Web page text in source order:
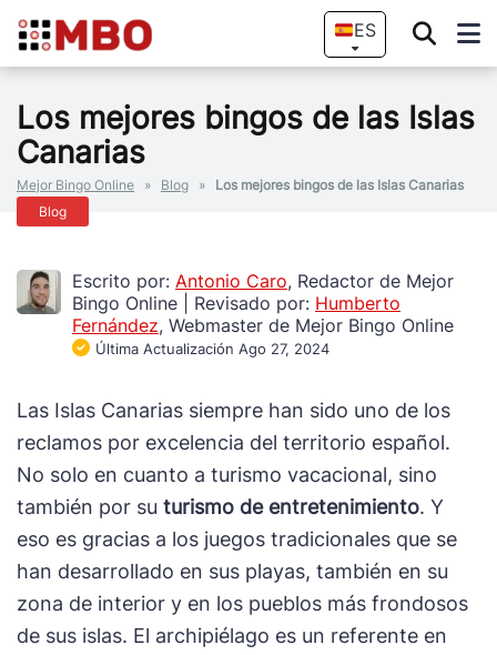
ES
Los mejores bingos de las Islas
Canarias
Mejor Bingo Online » Blog »
Los mejores bingos de las Islas Canarias
Blog
Escrito por: Antonio Caro, Redactor de Mejor
Bingo Online
Revisado por: Humberto
Fernández, Webmaster de Mejor Bingo Online
Última Actualización Ago 27, 2024
Las Islas Canarias siempre han sido uno de los
reclamos por excelencia del territorio español.
No solo en cuanto a turismo vacacional, sino
también por su turismo de entretenimiento. Y
eso es gracias a los juegos tradicionales que se
han desarrollado en sus playas, también en su
zona de interior y en los pueblos más frondosos
de sus islas. El archipiélago es un referente en